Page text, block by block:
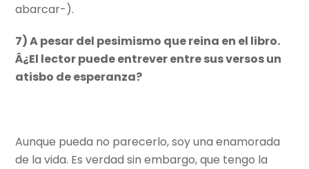
abarcar-).
7) A pesar del pesimismo que reina en el libro.
Â¿El lector puede entrever entre sus versos un
atisbo de esperanza?
Aunque pueda no parecerlo, soy una enamorada
de la vida. Es verdad sin embargo, que tengo la